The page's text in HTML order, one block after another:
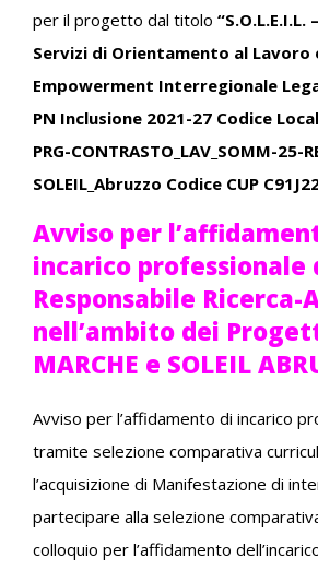
per il progetto dal titolo “S.O.L.E.I.L.
Servizi di Orientamento al Lavoro
Empowerment Interregionale
PN Inclusione 2021-27 Codice
PRG-CONTRASTO_LAV_SOMM-25-
SOLEIL_Abruzzo Codice CUP
Avviso per
incarico professionale
Responsabile Ricerca-
nell’ambito dei
MARCHE e SOLEIL
Avviso per l’affidamento di incarico
tramite selezione comparativa
l’acquisizione di Manifestazione di
partecipare alla selezione
colloquio per l’affidamento